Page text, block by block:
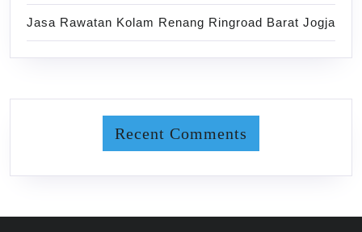
Jasa Rawatan Kolam Renang Ringroad Barat Jogja
Recent Comments